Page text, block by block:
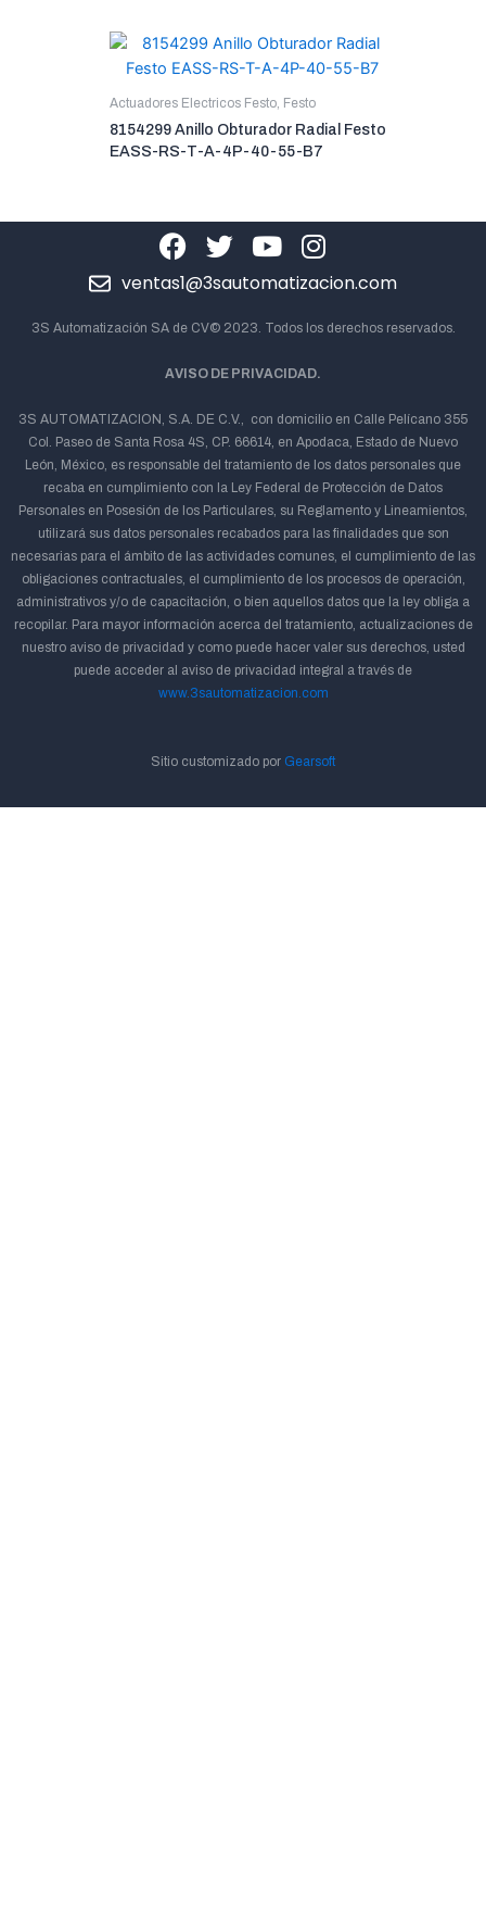
Actuadores Electricos Festo, Festo
8154299 Anillo Obturador Radial Festo
EASS-RS-T-A-4P-40-55-B7
ventas1@3sautomatizacion.com
3S Automatización SA de CV© 2023. Todos los derechos reservados.
AVISO DE PRIVACIDAD.
3S AUTOMATIZACION, S.A. DE C.V., con domicilio en Calle Pelícano 355
Col. Paseo de Santa Rosa 4S, CP. 66614, en Apodaca, Estado de Nuevo
León, México, es responsable del tratamiento de los datos personales que
recaba en cumplimiento con la Ley Federal de Protección de Datos
Personales en Posesión de los Particulares, su Reglamento y Lineamientos,
utilizará sus datos personales recabados para las finalidades que son
necesarias para el ámbito de las actividades comunes, el cumplimiento de las
obligaciones contractuales, el cumplimiento de los procesos de operación,
administrativos y/o de capacitación, o bien aquellos datos que la ley obliga a
recopilar. Para mayor información acerca del tratamiento, actualizaciones de
nuestro aviso de privacidad y como puede hacer valer sus derechos, usted
puede acceder al aviso de privacidad integral a través de
www.3sautomatizacion.com
Sitio customizado por Gearsoft